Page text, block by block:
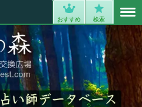
おすすめ 検索